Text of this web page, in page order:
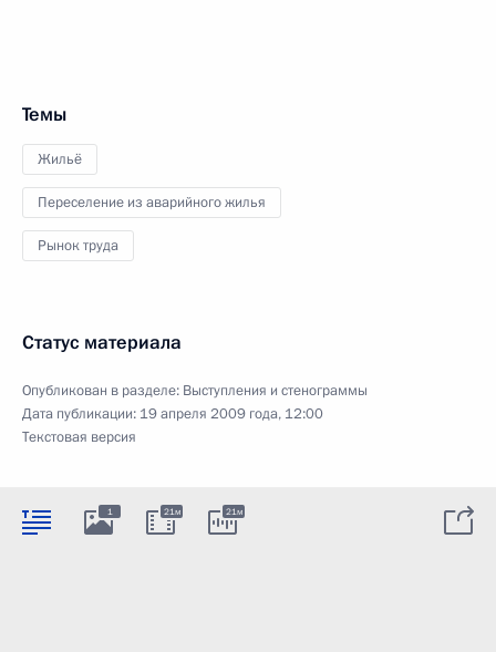
Темы
Жильё
Переселение из аварийного жилья
Рынок труда
Статус материала
Опубликован в разделе: Выступления и стенограммы
Дата публикации: 19 апреля 2009 года, 12:00
Текстовая версия
1 21м 21м